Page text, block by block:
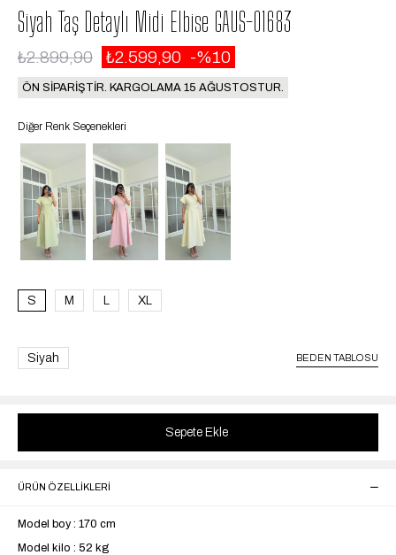
Siyah Taş Detaylı Midi Elbise GAUS-01683
₺2.899,90 ₺2.599,90 10
ÖN SİPARİŞTİR. KARGOLAMA 15 AĞUSTOSTUR.
Diğer Renk Seçenekleri
S M XL
Siyah BEDEN TABLOSU
ÜRÜN ÖZELLIKLERI
Model boy : 170 cm
Model kilo : 52 kg